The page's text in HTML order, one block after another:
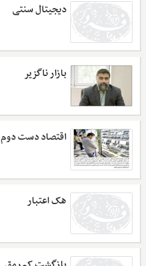
دیجیتال سنتی
بازار ناگزیر
اقتصاد دست دوم
هک اعتبار